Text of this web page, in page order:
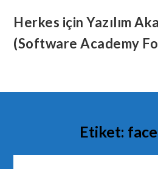
content
Herkes için Yazılım
(Software Academy
Etiket: